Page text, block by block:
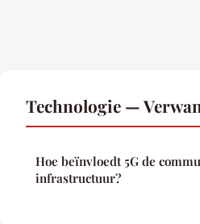
Technologie —
Hoe beïnvloedt 5G de
infrastructuur?